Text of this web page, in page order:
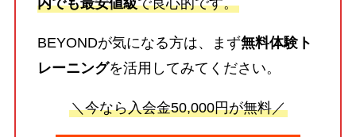
内でも最安値級で良心的です。
BEYONDが気になる方は、まず無料体験ト
レーニングを活用してみてください。
＼今なら入会金50,000円が無料／